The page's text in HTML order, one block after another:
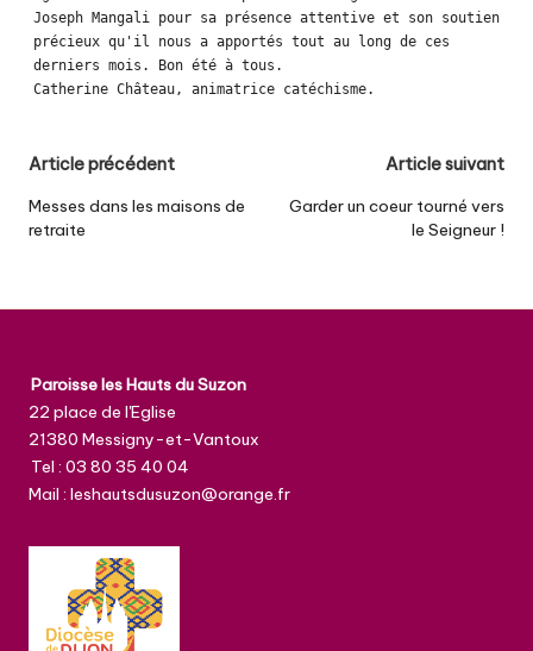
o
n
Joseph Mangali pour sa présence attentive et son soutien
précieux qu'il nous a apportés tout au long de ces
derniers mois. Bon été à tous.
Post
navigation
Article précédent
Messes dans les maisons de
retraite
Article suivant
Garder un coeur tourné vers
le Seigneur !
Paroisse les Hauts du Suzon
22 place de l'Eglise
21380 Messigny-et-Vantoux
Tel : 03 80 35 40 04
Mail : leshautsdusuzon@orange.fr